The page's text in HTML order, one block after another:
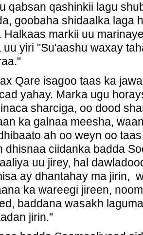
qabsan qashinkii lagu
goobaha shidaalka laga
Halkaas markii uu
uu yiri "Su'aashu waxay
Qare isagoo taas ka
yahay. Marka ugu
sharciga, oo dood
ka galnaa meesha,
ah oo weyn oo
dhisnaa ciidanka badda
uu jirey, hal
ay dhantahay ma jirin,
ka wareegi jireen,
baddana wasakh
jirin."